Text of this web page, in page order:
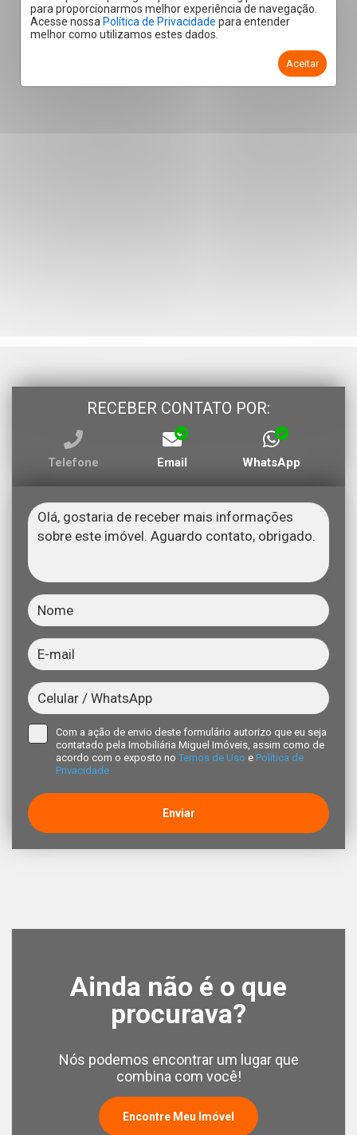
para proporcionarmos melhor experiência de navegação.
Acesse nossa Política de Privacidade para entender
melhor como utilizamos estes dados.
Aceitar
RECEBER CONTATO POR:
Telefone Email WhatsApp
Com a ação de envio deste formulário autorizo que eu seja
contatado pela Imobiliária Miguel Imóveis, assim como de
acordo com o exposto no Temos de Uso e Política de
Privacidade
Enviar
Ainda não é o que
procurava?
Nós podemos encontrar um lugar que
combina com você!
Encontre Meu Imóvel